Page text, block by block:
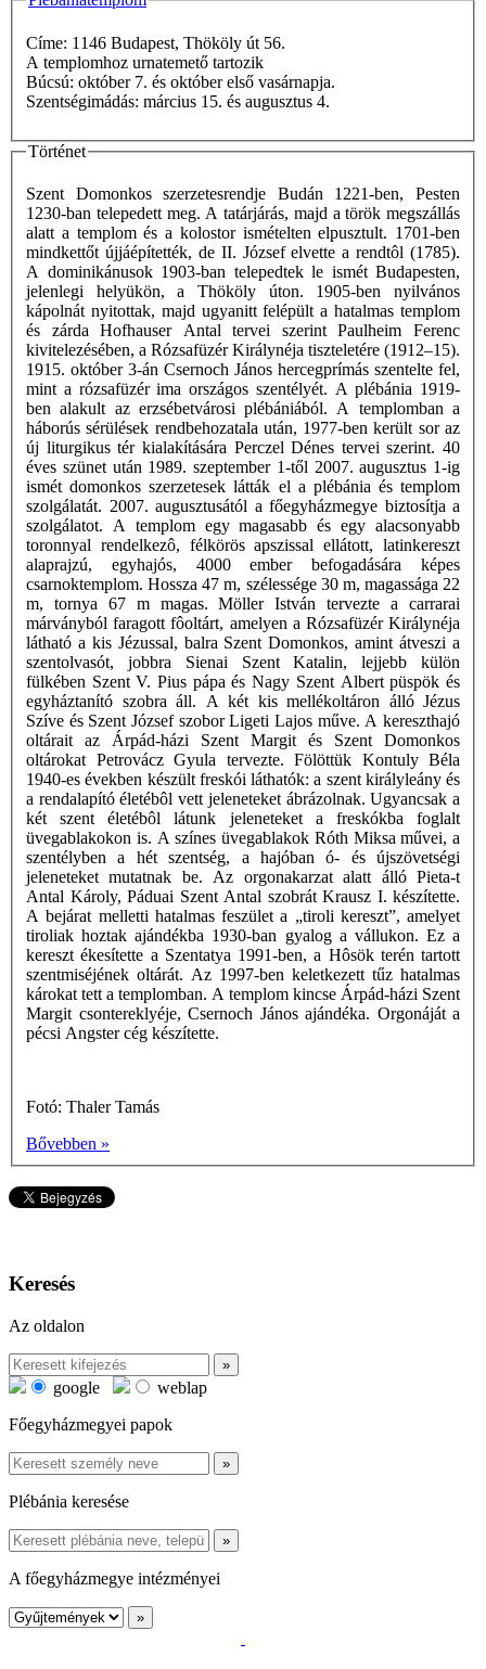
Címe: 1146 Budapest, Thököly út 56.
A templomhoz urnatemető tartozik
Búcsú: október 7. és október első vasárnapja.
Szentségimádás: március 15. és augusztus 4.
Történet
Szent Domonkos szerzetesrendje Budán 1221-ben, Pesten
1230-ban telepedett meg. A tatárjárás, majd a török megszállás
alatt a templom és a kolostor ismételten elpusztult. 1701-ben
mindkettőt újjáépítették, de II. József elvette a rendtôl (1785).
A dominikánusok 1903-ban telepedtek le ismét Budapesten,
jelenlegi helyükön, a Thököly úton. 1905-ben nyilvános
kápolnát nyitottak, majd ugyanitt felépült a hatalmas templom
és zárda Hofhauser Antal tervei szerint Paulheim Ferenc
kivitelezésében, a Rózsafüzér Királynéja tiszteletére (1912–15).
1915. október 3-án Csernoch János hercegprímás szentelte fel,
mint a rózsafüzér ima országos szentélyét. A plébánia 1919-
ben alakult az erzsébetvárosi plébániából. A templomban a
háborús sérülések rendbehozatala után, 1977-ben került sor az
új liturgikus tér kialakítására Perczel Dénes tervei szerint. 40
éves szünet után 1989. szeptember 1-től 2007. augusztus 1-ig
ismét domonkos szerzetesek látták el a plébánia és templom
szolgálatát. 2007. augusztusától a főegyházmegye biztosítja a
szolgálatot. A templom egy magasabb és egy alacsonyabb
toronnyal rendelkezô, félkörös apszissal ellátott, latinkereszt
alaprajzú, egyhajós, 4000 ember befogadására képes
csarnoktemplom. Hossza 47 m, szélessége 30 m, magassága 22
m, tornya 67 m magas. Möller István tervezte a carrarai
márványból faragott fôoltárt, amelyen a Rózsafüzér Királynéja
látható a kis Jézussal, balra Szent Domonkos, amint átveszi a
szentolvasót, jobbra Sienai Szent Katalin, lejjebb külön
fülkében Szent V. Pius pápa és Nagy Szent Albert püspök és
egyháztanító szobra áll. A két kis mellékoltáron álló Jézus
Szíve és Szent József szobor Ligeti Lajos műve. A kereszthajó
oltárait az Árpád-házi Szent Margit és Szent Domonkos
oltárokat Petrovácz Gyula tervezte. Fölöttük Kontuly Béla
1940-es években készült freskói láthatók: a szent királyleány és
a rendalapító életébôl vett jeleneteket ábrázolnak. Ugyancsak a
két szent életébôl látunk jeleneteket a freskókba foglalt
üvegablakokon is. A színes üvegablakok Róth Miksa művei, a
szentélyben a hét szentség, a hajóban ó- és újszövetségi
jeleneteket mutatnak be. Az orgonakarzat alatt álló Pieta-t
Antal Károly, Páduai Szent Antal szobrát Krausz I. készítette.
A bejárat melletti hatalmas feszület a „tiroli kereszt”, amelyet
tiroliak hoztak ajándékba 1930-ban gyalog a vállukon. Ez a
kereszt ékesítette a Szentatya 1991-ben, a Hôsök terén tartott
szentmiséjének oltárát. Az 1997-ben keletkezett tűz hatalmas
károkat tett a templomban. A templom kincse Árpád-házi Szent
Margit csontereklyéje, Csernoch János ajándéka. Orgonáját a
pécsi Angster cég készítette.
Fotó: Thaler Tamás
Bővebben »
Keresés
Az oldalon
google
weblap
Főegyházmegyei papok
Plébánia keresése
A főegyházmegye intézményei